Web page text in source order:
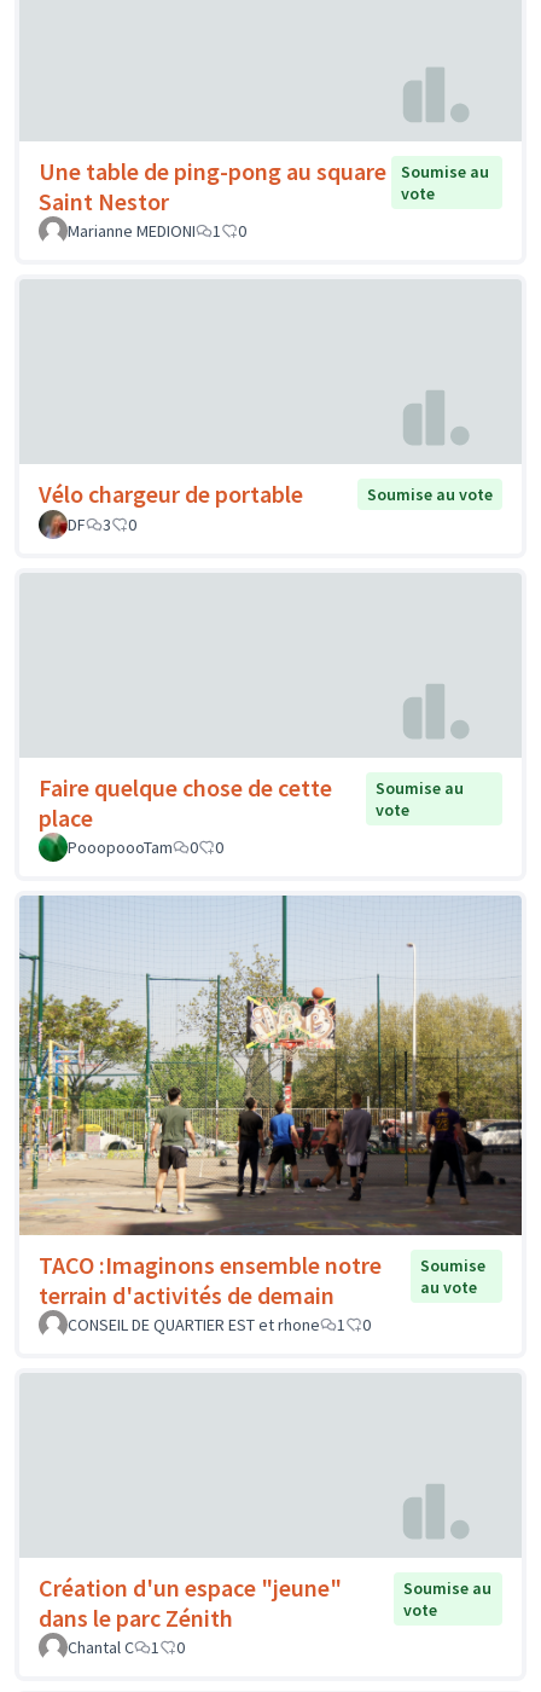
Une table de ping-pong au square
Saint Nestor
Soumise au
vote
Marianne MEDIONI
1 0
Vélo chargeur de portable
Soumise au vote
DF
3 0
Faire quelque chose de cette
place
Soumise au
vote
PooopoooTam
0 0
TACO :Imaginons ensemble notre
terrain d'activités de demain
Soumise
au vote
CONSEIL DE QUARTIER EST et rhone
1 0
Création d'un espace "jeune"
dans le parc Zénith
Soumise au
vote
Chantal C
1 0